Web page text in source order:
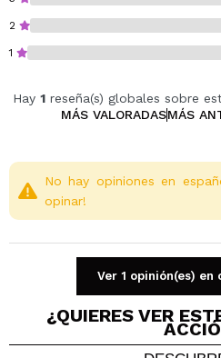
2
1
Hay 1reseña(s) globales sobre
MÁS VALORADASMÁS
No hay opiniones en
opinar!
Ver 1 opinión(es) en
¿QUIERES VER